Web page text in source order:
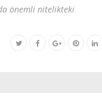
önemli nitelikteki